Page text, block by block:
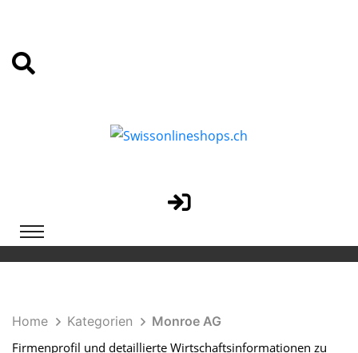
Home Kategorien
Monroe AG
Firmenprofil und detaillierte Wirtschaftsinformationen zu